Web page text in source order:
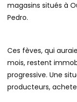
magasins situés à
Pedro.
Ces fèves, qui
mois, restent
progressive. Une
producteurs,